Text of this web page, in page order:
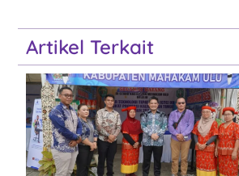
Artikel Terkait